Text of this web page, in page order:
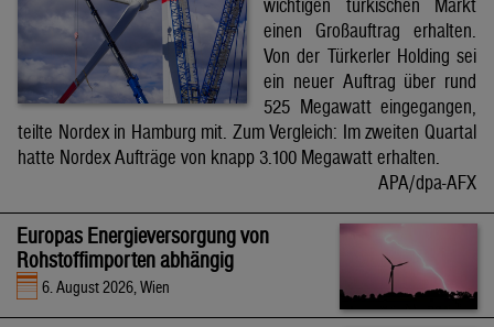
wichtigen türkischen Markt
einen Großauftrag erhalten.
Von der Türkerler Holding sei
ein neuer Auftrag über rund
525 Megawatt eingegangen,
teilte Nordex in Hamburg mit. Zum Vergleich: Im zweiten Quartal
hatte Nordex Aufträge von knapp 3.100 Megawatt erhalten.
APA/dpa-AFX
Europas Energieversorgung von
Rohstoffimporten abhängig
6. August 2026, Wien